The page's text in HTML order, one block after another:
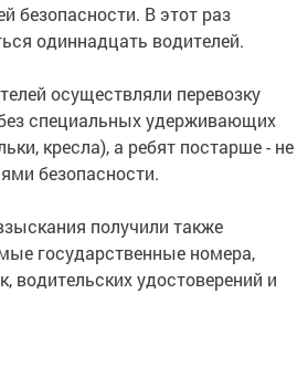
безопасности. В этот раз
одиннадцать водителей.
осуществляли перевозку
специальных удерживающих
кресла), а ребят постарше - не
безопасности.
получили также
государственные номера,
водительских удостоверений и